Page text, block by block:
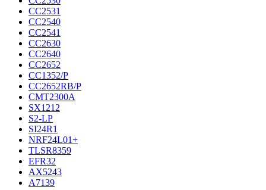
CC2531
CC2540
CC2541
CC2630
CC2640
CC2652
CC1352/P
CC2652RB/P
CMT2300A
SX1212
S2-LP
SI24R1
NRF24L01+
TLSR8359
EFR32
AX5243
A7139